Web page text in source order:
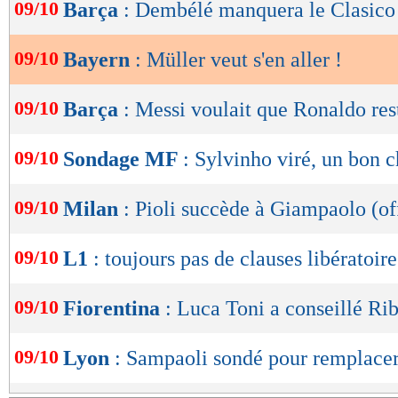
de
OK
09/10 Barça : Dembélé manquera le
09/10 Bayern : Müller veut s'en aller !
09/10 Barça : Messi voulait que Ronaldo
09/10 Sondage MF : Sylvinho viré, un bon
09/10 Milan : Pioli succède à Giampaolo
09/10 L1 : toujours pas de clauses
09/10 Fiorentina : Luca Toni a conseillé
09/10 Lyon : Sampaoli sondé pour